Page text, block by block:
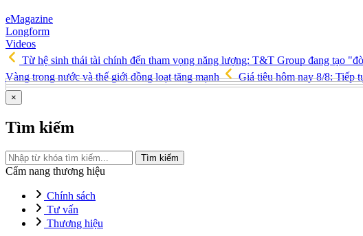
eMagazine
Longform
Videos
Từ hệ sinh thái tài chính đến tham vọng năng lượng: T&T Group đang tạo
Vàng trong nước và thế giới đồng loạt tăng mạnh
Giá tiêu hôm nay 8/8: Tiếp
×
Tìm kiếm
Tìm kiếm
Cẩm nang thương hiệu
Chính sách
Tư vấn
Thương hiệu